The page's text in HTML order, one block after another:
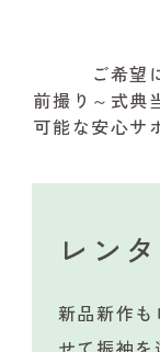
ご希望
前撮り～式典
可能な安心サ
レン
新品新作